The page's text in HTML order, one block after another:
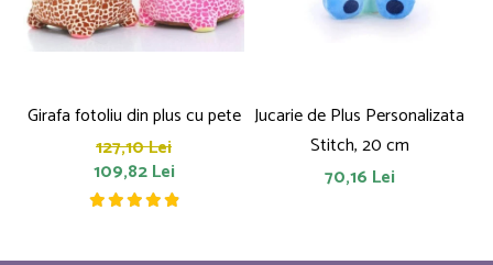
Girafa fotoliu din plus cu pete
127,10 Lei
109,82 Lei
Jucarie de Plus Personalizata
Stitch, 20 cm
70,16 Lei